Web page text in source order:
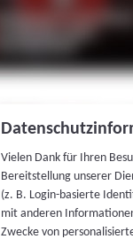
Vielen Dank für Ihren
Bereitstellung unserer
(z. B. Login-basierte
mit anderen
Zwecke von